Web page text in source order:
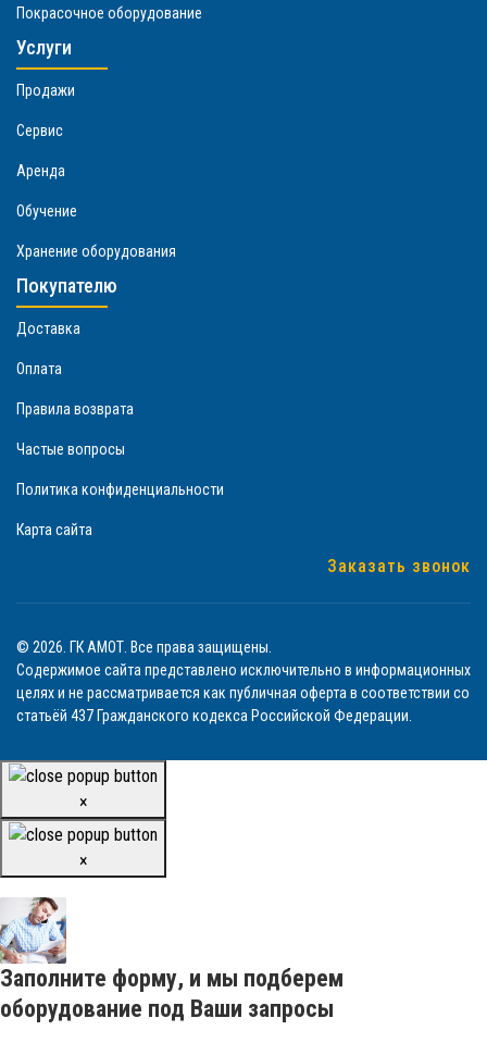
Покрасочное оборудование
Услуги
Продажи
Сервис
Аренда
Обучение
Хранение оборудования
Покупателю
Доставка
Оплата
Правила возврата
Частые вопросы
Политика конфиденциальности
Карта сайта
Заказать звонок
© 2026. ГК АМОТ. Все права защищены.
Содержимое сайта представлено исключительно в информационных
целях и не рассматривается как публичная оферта в соответствии со
статьёй 437 Гражданского кодекса Российской Федерации.
×
×
Заполните форму, и мы подберем
оборудование под Ваши запросы